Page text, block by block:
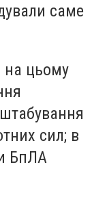
саме
на цьому
сил; в
БпЛА